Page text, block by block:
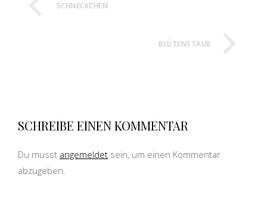
SCHNECKCHEN
BLÜTENSTAUB
SCHREIBE EINEN KOMMENTAR
Du musst angemeldet sein, um einen Kommentar
abzugeben.